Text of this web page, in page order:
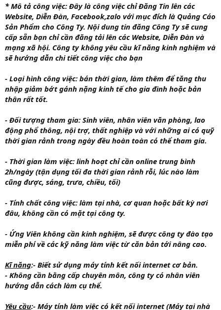
* Mô tả công việc: Đây là công việc chỉ Đăng Tin lên các
Website, Diễn Đàn, Facebook,zalo với mục đích là Quảng Cáo
Sản Phẩm cho Công Ty. Nội dung tin đăng Công Ty sẽ cung
cấp sẵn bạn chỉ cần đăng tải lên các Website, Diễn Đàn và
mạng xã hội. Công ty không yêu cầu kĩ năng kinh nghiệm và
sẽ hướng dẫn chi tiết công việc cho bạn
- Loại hình công việc: bán thời gian, làm thêm để tăng thu
nhập giảm bớt gánh nặng kinh tế cho gia đình hoặc bản
thân rất tốt.
- Đối tượng tham gia: Sinh viên, nhân viên văn phòng, lao
động phổ thông, nội trợ, thất nghiệp và với những ai có quỹ
thời gian rảnh trong ngày đều hoàn toàn có thể tham gia.
- Thời gian làm việc: linh hoạt chỉ cần online trung bình
2h/ngày (tận dụng tối đa thời gian rảnh rỗi, lúc nào làm
cũng được, sáng, trưa, chiều, tối)
- Tính chất công việc: làm tại nhà, cơ quan hoặc bất kỳ nơi
đâu, không cần có mặt tại công ty.
- Ứng Viên không cần kinh nghiệm, sẽ được công ty đào tạo
miễn phí về các kỹ năng làm việc từ căn bản tới nâng cao.
Kĩ năng:- Biết sử dụng máy tính kết nối internet cơ bản.
- Không cần bằng cấp chuyên môn, công ty có nhân viên
hướng dẫn cách làm cụ thể.
Yêu cầu:- Máy tính làm việc có kết nối internet (Máy tại nhà